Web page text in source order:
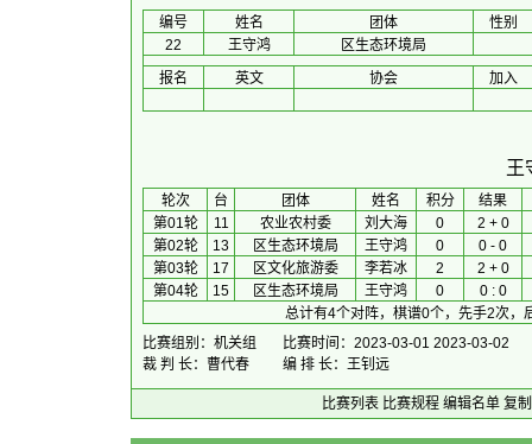
编号 姓名 团体
性别
22
王守鸿
区生态环境局
报名
英文 协会 加入
王
轮次 台 团体 姓名 积分 结果
第01轮
11 农业农村委 刘大海 0
2 + 0
第02轮
13 区生态环境局 王守鸿 0
0 - 0
第03轮
17 区文化旅游委 李若冰 2
2 + 0
第04轮
15 区生态环境局 王守鸿 0
0 : 0
总计有4个对阵，棋谱0个，先手2次，
比赛组别：机关组
比赛时间：2023-03-01 2023-03-02
裁 判 长：曹代春
编 排 长：王钊远
比赛列表 比赛规程 编辑名单 复